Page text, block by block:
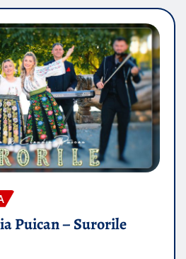
Puican – Surorile